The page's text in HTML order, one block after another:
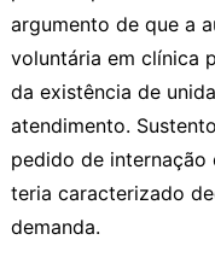
argumento de que a
voluntária em clínica
da existência de
atendimento.
pedido de internação
teria caracterizado
demanda.